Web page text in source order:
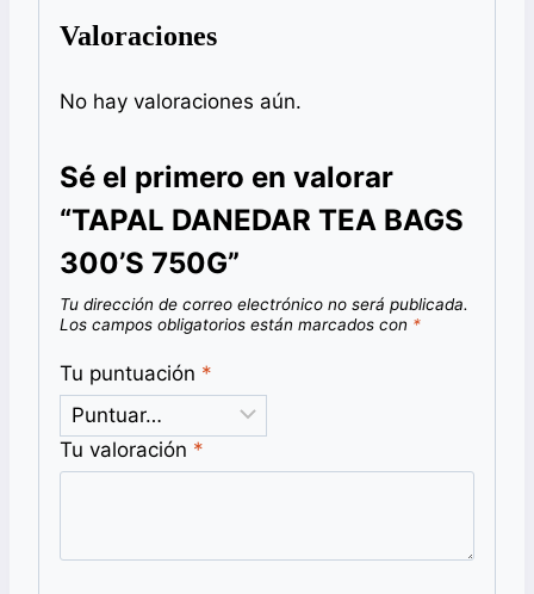
Valoraciones
No hay valoraciones aún.
Sé el primero en valorar
“TAPAL DANEDAR TEA BAGS
300’S 750G”
Tu dirección de correo electrónico no será publicada.
Los campos obligatorios están marcados con *
Tu puntuación *
Tu valoración *